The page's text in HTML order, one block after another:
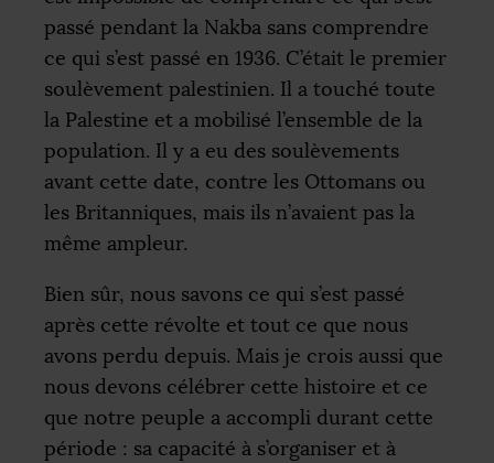
passé pendant la Nakba sans comprendre
ce qui s’est passé en 1936. C’était le premier
soulèvement palestinien. Il a touché toute
la Palestine et a mobilisé l’ensemble de la
population. Il y a eu des soulèvements
avant cette date, contre les Ottomans ou
les Britanniques, mais ils n’avaient pas la
même ampleur.
Bien sûr, nous savons ce qui s’est passé
après cette révolte et tout ce que nous
avons perdu depuis. Mais je crois aussi que
nous devons célébrer cette histoire et ce
que notre peuple a accompli durant cette
période : sa capacité à s’organiser et à